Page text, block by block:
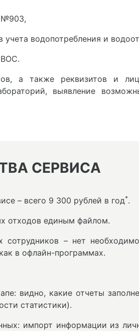
№903,
водопотребления и
а также реквизитов и
выявление
СЕРВИСА
– всего 9 300 рублей в год*.
отходов единым файлом.
сотрудников – нет
в офлайн-программах.
видно, какие отчеты
статистики).
импорт информации из